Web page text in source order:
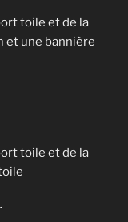
toile et de la
et une bannière
toile et de la